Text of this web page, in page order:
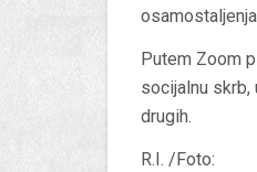
Putem Zoom
socijalnu
drugih.
R.I. /Foto: